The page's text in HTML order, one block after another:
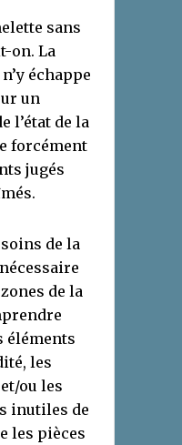
sans
on. La
échappe
un
l’état de la
forcément
jugés
de la
de la
éléments
les
ou les
inutiles de
les pièces